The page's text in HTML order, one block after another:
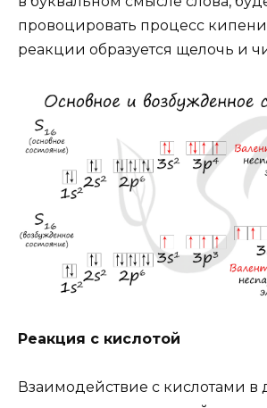
провоцировать процесс
реакции образуется щелочь и
Реакция с кислотой
Взаимодействие с кислотами в